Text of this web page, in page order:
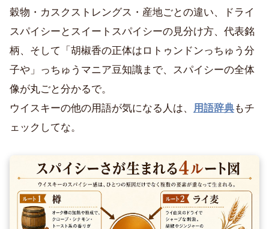
穀物・カスクストレングス・産地ごとの違い、ドライ
スパイシーとスイートスパイシーの見分け方、代表銘
柄、そして「胡椒香の正体はロトゥンドンっちゅう分
子や」っちゅうマニア豆知識まで、スパイシーの全体
像が丸ごと分かるで。
ウイスキーの他の用語が気になる人は、
用語辞典もチ
ェックしてな。